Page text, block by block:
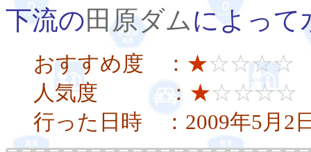
下流の田原ダムによって
おすすめ度 ： ★☆☆☆☆
人気度 ： ★☆☆☆☆
行った日時 ：2009年5月2